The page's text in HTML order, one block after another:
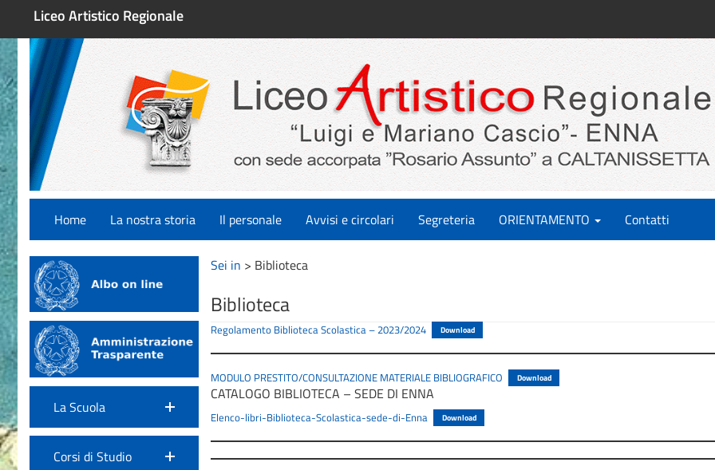
Liceo Artistico Regionale
Home La nostra storia Il personale Avvisi e circolari Segreteria ORIENTAMENTO Contatti
La Scuola
Corsi di Studio
Sei in > Biblioteca
Biblioteca
Regolamento Biblioteca Scolastica – 2023/2024 Download
MODULO PRESTITO/CONSULTAZIONE MATERIALE BIBLIOGRAFICO Download
CATALOGO BIBLIOTECA – SEDE DI ENNA
Elenco-libri-Biblioteca-Scolastica-sede-di-Enna Download